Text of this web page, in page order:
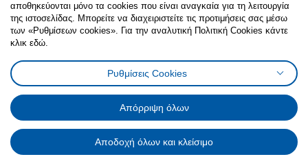
Πολιτική CookiesΔήλωση ψηφιακής προσβασιμότητας
Ρυθμίσεις cookiesΌροι Χρήσης
Γενική Πολιτική Προσωπικών Δεδομένων
Πολιτική Προσωπικών Δεδομένων για ΙΚΕΑ.gr
Κώδικας Καταναλωτικής Δεοντολογίας
αποθηκεύονται μόνο τα cookies που είναι αναγκαία για τη λειτουργία
της ιστοσελίδας. Μπορείτε να διαχειριστείτε τις προτιμήσεις σας μέσω
των «Ρυθμίσεων cookies». Για την αναλυτική Πολιτική Cookies κάντε
κλικ εδώ.
Ρυθμίσεις Cookies
Απόρριψη όλων
Αποδοχή όλων και κλείσιμο